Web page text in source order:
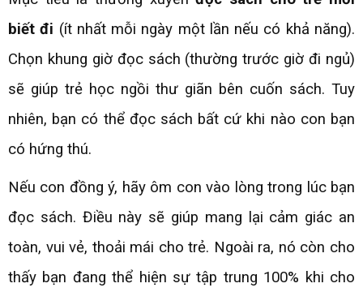
biết đi (ít nhất mỗi ngày một lần nếu có khả năng).
Chọn khung giờ đọc sách (thường trước giờ đi ngủ)
sẽ giúp trẻ học ngồi thư giãn bên cuốn sách. Tuy
nhiên, bạn có thể đọc sách bất cứ khi nào con bạn
có hứng thú.
Nếu con đồng ý, hãy ôm con vào lòng trong lúc bạn
đọc sách. Điều này sẽ giúp mang lại cảm giác an
toàn, vui vẻ, thoải mái cho trẻ. Ngoài ra, nó còn cho
thấy bạn đang thể hiện sự tập trung 100% khi cho